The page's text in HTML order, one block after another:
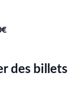
des billets